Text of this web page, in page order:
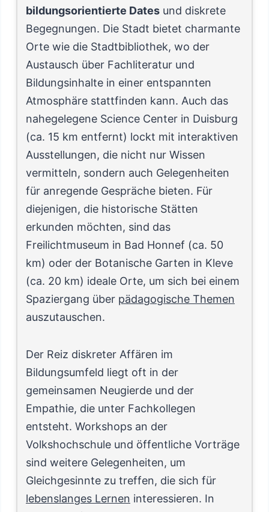
bildungsorientierte Dates und diskrete
Begegnungen. Die Stadt bietet charmante
Orte wie die Stadtbibliothek, wo der
Austausch über Fachliteratur und
Bildungsinhalte in einer entspannten
Atmosphäre stattfinden kann. Auch das
nahegelegene Science Center in Duisburg
(ca. 15 km entfernt) lockt mit interaktiven
Ausstellungen, die nicht nur Wissen
vermitteln, sondern auch Gelegenheiten
für anregende Gespräche bieten. Für
diejenigen, die historische Stätten
erkunden möchten, sind das
Freilichtmuseum in Bad Honnef (ca. 50
km) oder der Botanische Garten in Kleve
(ca. 20 km) ideale Orte, um sich bei einem
Spaziergang über pädagogische Themen
auszutauschen.
Der Reiz diskreter Affären im
Bildungsumfeld liegt oft in der
gemeinsamen Neugierde und der
Empathie, die unter Fachkollegen
entsteht. Workshops an der
Volkshochschule und öffentliche Vorträge
sind weitere Gelegenheiten, um
Gleichgesinnte zu treffen, die sich für
lebenslanges Lernen interessieren. In